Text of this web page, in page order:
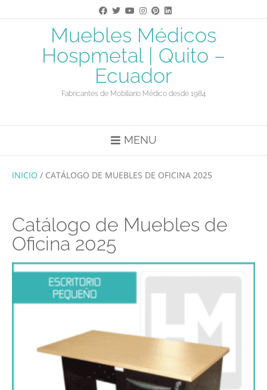
Muebles Médicos
Hospmetal | Quito –
Ecuador
Fabricantes de Mobiliario Médico desde 1984
MENU
INICIO / CATÁLOGO DE MUEBLES DE OFICINA 2025
Catálogo de Muebles de
Oficina 2025